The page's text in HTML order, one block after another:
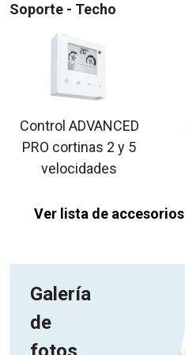
Soporte - Techo
Control ADVANCED
PRO cortinas 2 y 5
velocidades
Ver lista de accesorios
Galería
de